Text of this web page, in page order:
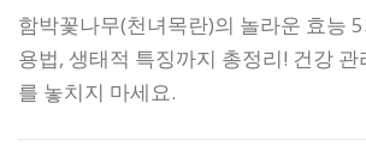
함박꽃나무(천녀목란)의 놀라운 효능
용법, 생태적 특징까지 총정리! 건강
를 놓치지 마세요.